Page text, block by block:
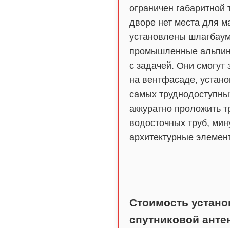
ограничен габаритной
дворе нет места для
установлены
промышленные
с задачей. Они смогут
на вентфасаде,
самых
аккуратно проложить
водосточных труб,
архитектурные
Стоимость
спутниковой